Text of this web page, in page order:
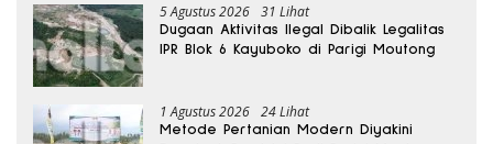
5 Agustus 2026 31 Lihat
Dugaan Aktivitas Ilegal Dibalik Legalitas
IPR Blok 6 Kayuboko di Parigi Moutong
1 Agustus 2026 24 Lihat
Metode Pertanian Modern Diyakini